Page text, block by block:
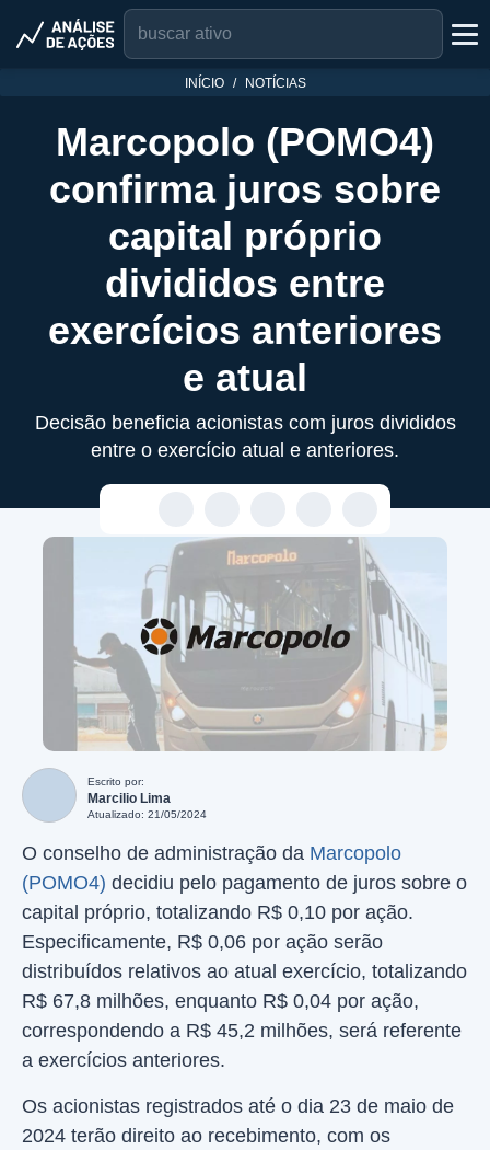
INÍCIO NOTÍCIAS
Marcopolo (POMO4)
confirma juros sobre
capital próprio
divididos entre
exercícios anteriores
e atual
Decisão beneficia acionistas com juros divididos
entre o exercício atual e anteriores.
Escrito por:
Marcilio Lima
Atualizado: 21/05/2024
O conselho de administração da Marcopolo
(POMO4) decidiu pelo pagamento de juros sobre o
capital próprio, totalizando R$ 0,10 por ação.
Especificamente, R$ 0,06 por ação serão
distribuídos relativos ao atual exercício, totalizando
R$ 67,8 milhões, enquanto R$ 0,04 por ação,
correspondendo a R$ 45,2 milhões, será referente
a exercícios anteriores.
Os acionistas registrados até o dia 23 de maio de
2024 terão direito ao recebimento, com os